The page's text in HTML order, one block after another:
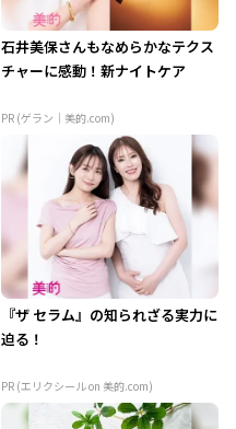
石井美保さんもなめらかなテクス
チャーに感動！新ナイトケア
PR (ゲラン｜美的.com)
『ザ セラム』の知られざる実力に
迫る！
PR (エリクシール on 美的.com)